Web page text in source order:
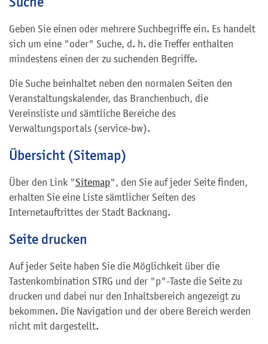
Geben Sie einen oder mehrere Suchbegriffe ein. Es handelt
sich um eine "oder" Suche, d. h. die Treffer enthalten
mindestens einen der zu suchenden Begriffe.
Die Suche beinhaltet neben den normalen Seiten den
Veranstaltungskalender, das Branchenbuch, die
Vereinsliste und sämtliche Bereiche des
Verwaltungsportals (service-bw).
Übersicht (Sitemap)
Über den Link "Sitemap", den Sie auf jeder Seite finden,
erhalten Sie eine Liste sämtlicher Seiten des
Internetauftrittes der Stadt Backnang.
Seite drucken
Auf jeder Seite haben Sie die Möglichkeit über die
Tastenkombination STRG und der "p"-Taste die Seite zu
drucken und dabei nur den Inhaltsbereich angezeigt zu
bekommen. Die Navigation und der obere Bereich werden
nicht mit dargestellt.